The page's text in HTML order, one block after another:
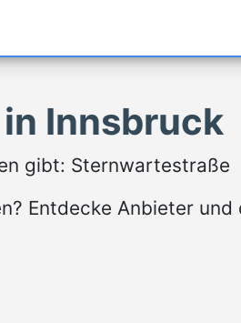
Innsbruck
gibt: Sternwartestraße
Entdecke Anbieter